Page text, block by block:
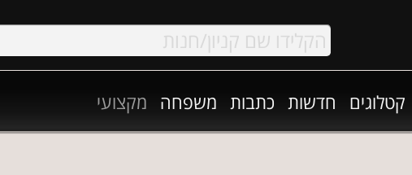
קטלוגים חדשות כתבות משפחה מקצועי